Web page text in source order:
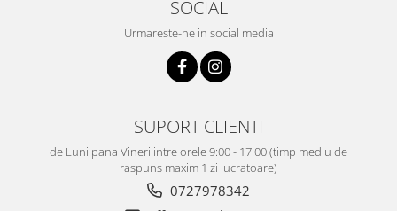
SOCIAL
Urmareste-ne in social media
SUPORT CLIENTI
de Luni pana Vineri intre orele 9:00 - 17:00 (timp mediu de
raspuns maxim 1 zi lucratoare)
0727978342